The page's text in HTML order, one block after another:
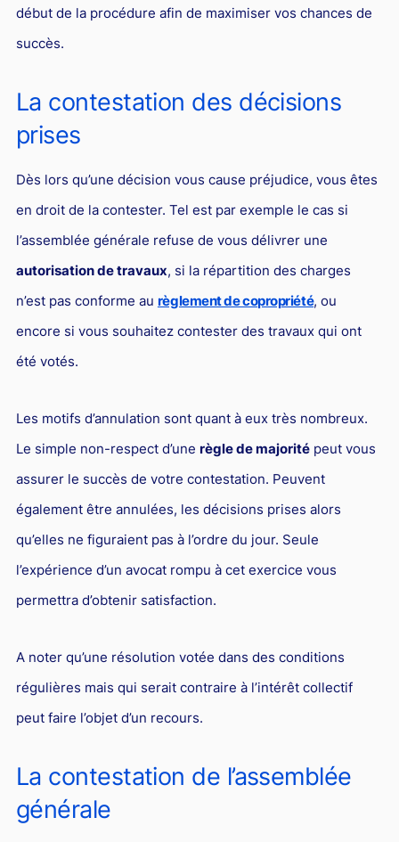
début de la procédure afin de maximiser vos chances de
succès.
La contestation des décisions
prises
Dès lors qu’une décision vous cause préjudice, vous êtes
en droit de la contester. Tel est par exemple le cas si
l’assemblée générale refuse de vous délivrer une
autorisation de travaux, si la répartition des charges
n’est pas conforme au règlement de copropriété, ou
encore si vous souhaitez contester des travaux qui ont
été votés.
Les motifs d’annulation sont quant à eux très nombreux.
Le simple non-respect d’une règle de majoritépeut vous
assurer le succès de votre contestation. Peuvent
également être annulées, les décisions prises alors
qu’elles ne figuraient pas à l’ordre du jour. Seule
l’expérience d’un avocat rompu à cet exercice vous
permettra d’obtenir satisfaction.
A noter qu’une résolution votée dans des conditions
régulières mais qui serait contraire à l’intérêt collectif
peut faire l’objet d’un recours.
La contestation de l’assemblée
générale